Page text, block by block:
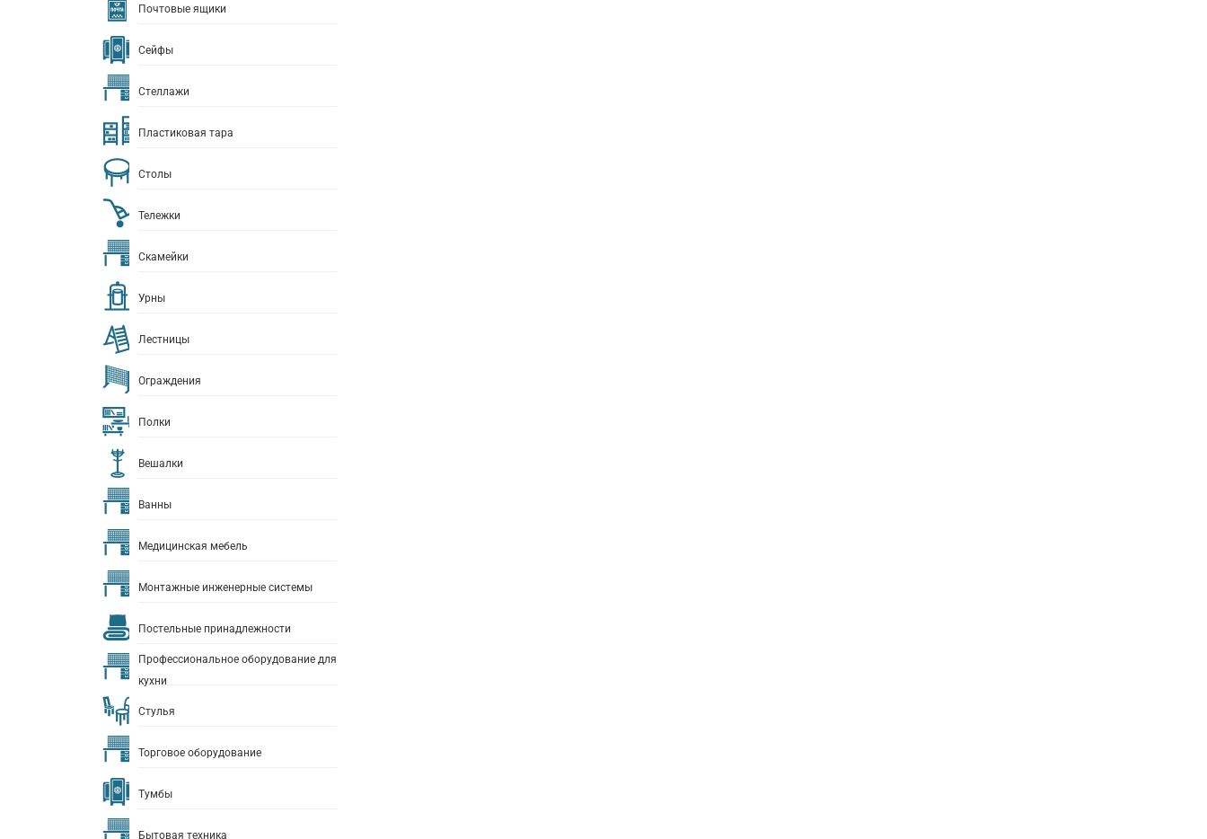
Почтовые ящики
Сейфы
Стеллажи
Пластиковая тара
Столы
Тележки
Скамейки
Урны
Лестницы
Ограждения
Полки
Вешалки
Ванны
Медицинская мебель
Монтажные инженерные системы
Постельные принадлежности
Профессиональное оборудование для
кухни
Стулья
Торговое оборудование
Тумбы
Бытовая техника